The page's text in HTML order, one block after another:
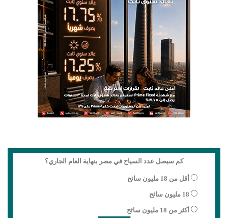
كم سيصل عدد السياح في مصر بنهاية العام الجاري؟
أقل من 18 مليون سائح
18 مليون سائح
أكثر من 18 مليون سائح